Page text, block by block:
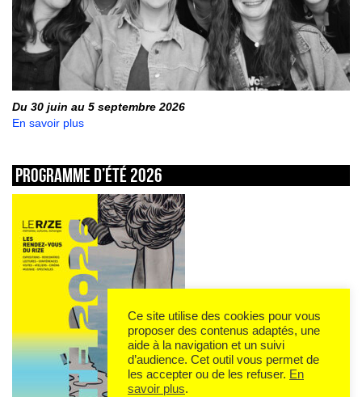
Du 30 juin au 5 septembre 2026
En savoir plus
Programme d’été 2026
Ce site utilise des cookies pour vous
proposer des contenus adaptés, une
aide à la navigation et un suivi
d’audience. Cet outil vous permet de
les accepter ou de les refuser. En
savoir plus.